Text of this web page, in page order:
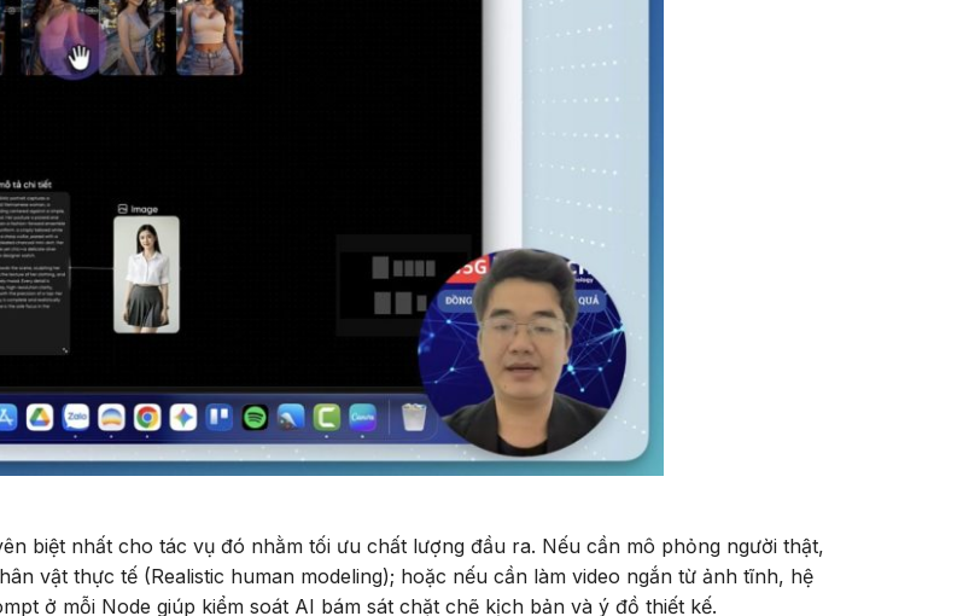
biệt nhất cho tác vụ đó nhằm tối ưu chất lượng đầu ra. Nếu cần mô phỏng người thật,
vật thực tế (Realistic human modeling); hoặc nếu cần làm video ngắn từ ảnh tĩnh, hệ
ở mỗi Node giúp kiểm soát AI bám sát chặt chẽ kịch bản và ý đồ thiết kế.